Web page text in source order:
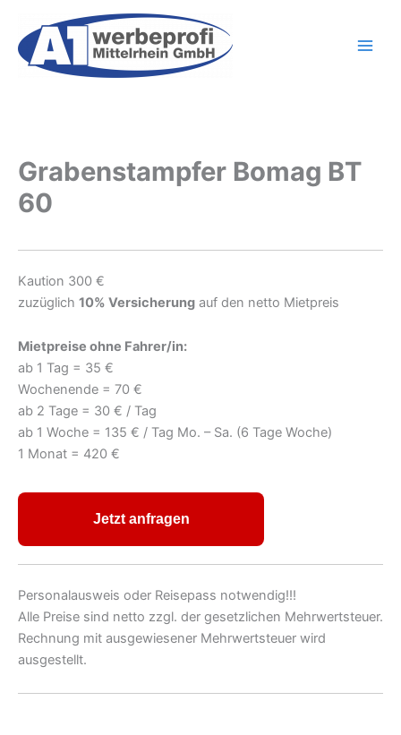
Inhalt
springen
Grabenstampfer Bomag BT
60
Kaution 300 €
zuzüglich 10% Versicherung auf den netto Mietpreis
Mietpreise ohne Fahrer/in:
ab 1 Tag = 35 €
Wochenende = 70 €
ab 2 Tage = 30 € / Tag
ab 1 Woche = 135 € / Tag Mo. – Sa. (6 Tage Woche)
1 Monat = 420 €
Jetzt anfragen
Personalausweis oder Reisepass notwendig!!!
Alle Preise sind netto zzgl. der gesetzlichen Mehrwertsteuer.
Rechnung mit ausgewiesener Mehrwertsteuer wird
ausgestellt.